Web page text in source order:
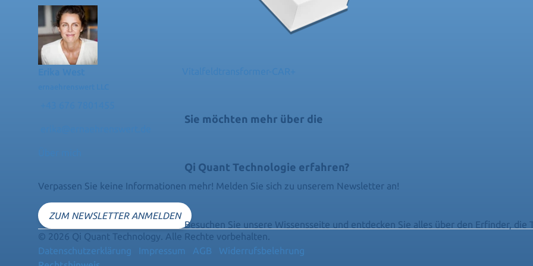
Sie möchten mehr über die
Qi Quant Technologie erfahren?
Besuchen Sie unsere Wissensseite und entdecken Sie alles über den Erfinder, die
Verpassen Sie keine Informationen mehr! Melden Sie sich zu unserem Newsletter an!
ZUM NEWSLETTER ANMELDEN
© 2026 Qi Quant Technology. Alle Rechte vorbehalten.
Datenschutzerklärung
Impressum AGB
Widerrufsbelehrung